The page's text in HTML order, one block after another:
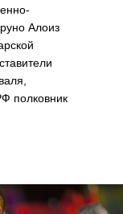
Алоиз
полковник